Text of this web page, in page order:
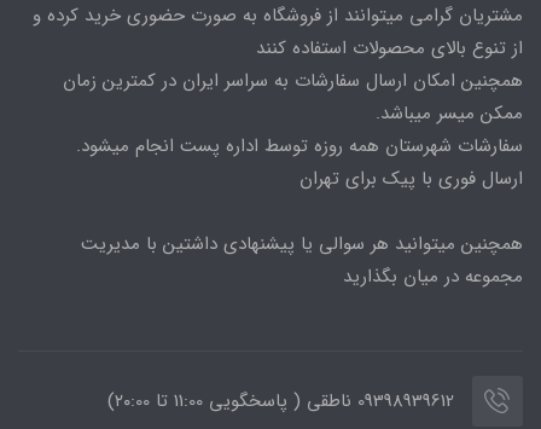
مشتریان گرامی میتوانند از فروشگاه به صورت حضوری خرید کرده و
از تنوع بالای محصولات استفاده کنند
همچنین امکان ارسال سفارشات به سراسر ایران در کمترین زمان
ممکن میسر میباشد.
سفارشات شهرستان همه روزه توسط اداره پست انجام میشود.
ارسال فوری با پیک برای تهران
همچنین میتوانید هر سوالی یا پیشنهادی داشتین با مدیریت
مجموعه در میان بگذارید
09398939612 ناطقی ( پاسخگویی 11:00 تا ۲۰:00)